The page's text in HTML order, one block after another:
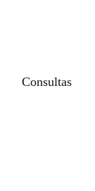
Consultas